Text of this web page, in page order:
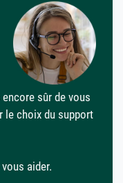
sûr de vous
le choix du support
aider.